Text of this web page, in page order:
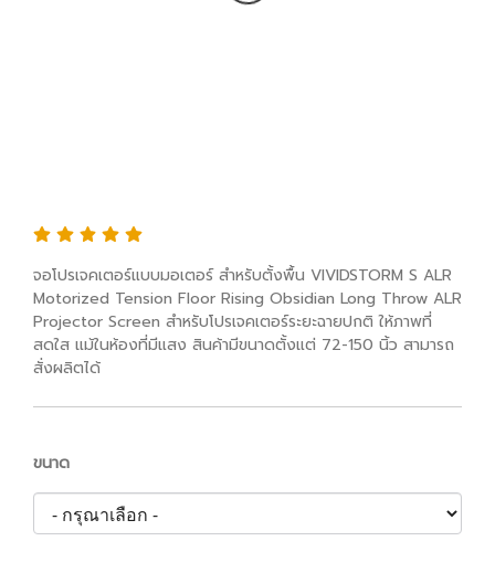
จอโปรเจคเตอร์แบบมอเตอร์ สำหรับตั้งพื้น VIVIDSTORM S ALR
Motorized Tension Floor Rising Obsidian Long Throw ALR
Projector Screen สำหรับโปรเจคเตอร์ระยะฉายปกติ ให้ภาพที่
สดใส แม้ในห้องที่มีแสง สินค้ามีขนาดตั้งแต่ 72-150 นิ้ว สามารถ
สั่งผลิตได้
ขนาด